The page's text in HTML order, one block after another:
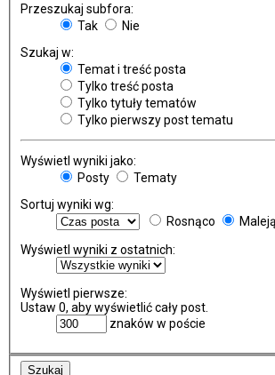
Przeszukaj subfora:
Tak
Nie
Szukaj w:
Temat i treść posta
Tylko treść posta
Tylko tytuły tematów
Tylko pierwszy post tematu
Wyświetl wyniki jako:
Posty
Tematy
Sortuj wyniki wg:
Rosnąco
Wyświetl wyniki z ostatnich:
Wyświetl pierwsze:
Ustaw 0, aby wyświetlić cały post.
znaków w poście